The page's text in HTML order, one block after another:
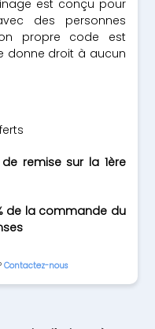
est conçu pour
des personnes
propre code est
donne droit à aucun
remise sur la 1ère
de la commande du
Contactez-nous